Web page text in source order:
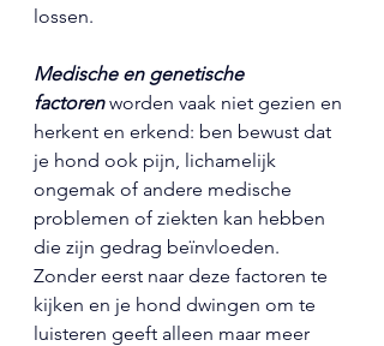
lossen.
Medische en genetische
factoren worden vaak niet gezien en
herkent en erkend: ben bewust dat
je hond ook pijn, lichamelijk
ongemak of andere medische
problemen of ziekten kan hebben
die zijn gedrag beïnvloeden.
Zonder eerst naar deze factoren te
kijken en je hond dwingen om te
luisteren geeft alleen maar meer